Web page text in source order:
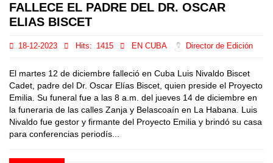
FALLECE EL PADRE DEL DR. OSCAR
ELIAS BISCET
18-12-2023 Hits: 1415 EN CUBA Director de Edición
El martes 12 de diciembre falleció en Cuba Luis Nivaldo Biscet
Cadet, padre del Dr. Oscar Elías Biscet, quien preside el Proyecto
Emilia. Su funeral fue a las 8 a.m. del jueves 14 de diciembre en
la funeraria de las calles Zanja y Belascoaín en La Habana. Luis
Nivaldo fue gestor y firmante del Proyecto Emilia y brindó su casa
para conferencias periodís...